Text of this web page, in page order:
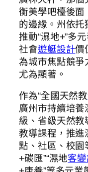
衡美學吧檯後面
的邊緣。州依
推動“濕地+”多
社會遊艇設計價
為城市焦點競爭
尤為顯著。
作為“全國天然教
廣州市持續培養
級、省級天然
教導課程，推進
點、社區、校園
+碳匯”“濕地客